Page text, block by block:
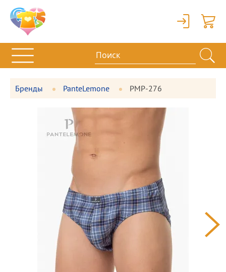
Вход
Бренды PanteLemone PMP-276
Фотографии